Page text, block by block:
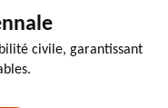
civile, garantissant